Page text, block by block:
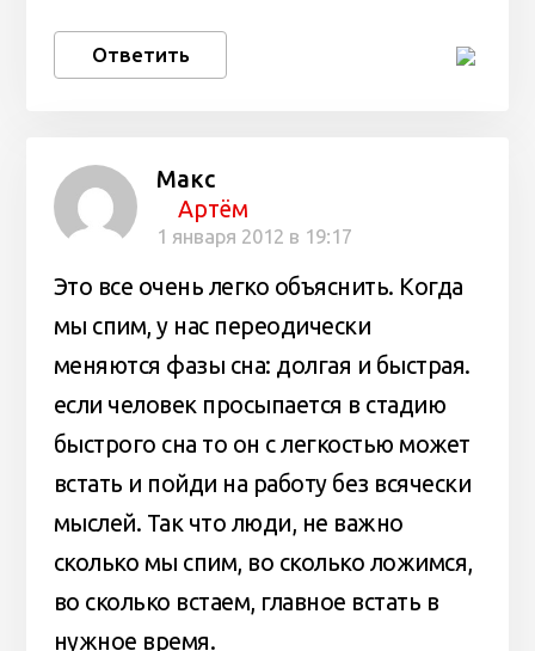
Ответить
Макс
Артём
1 января 2012 в 19:17
Это все очень легко объяснить. Когда
мы спим, у нас переодически
меняются фазы сна: долгая и быстрая.
если человек просыпается в стадию
быстрого сна то он с легкостью может
встать и пойди на работу без всячески
мыслей. Так что люди, не важно
сколько мы спим, во сколько ложимся,
во сколько встаем, главное встать в
нужное время.